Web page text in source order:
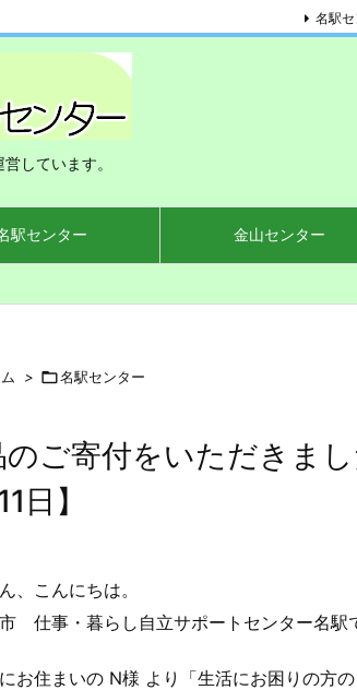
しています。
駅センター 金山センター
名駅
> 名駅センター
のご寄付をいただきま
日】
、こんにちは。
仕事・暮らし自立サポートセンター名駅
お住まいの N様 より「生活にお困りの方の